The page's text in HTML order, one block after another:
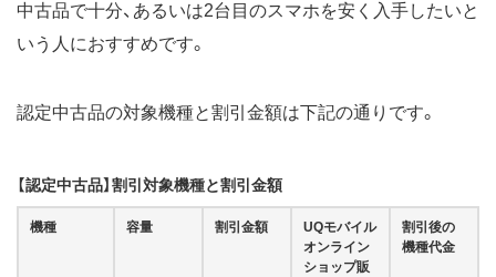
中古品で十分、あるいは2台目のスマホを安く入手したいと
いう人におすすめです。
認定中古品の対象機種と割引金額は下記の通りです。
【認定中古品】割引対象機種と割引金額
機種 容量 割引金額
UQモバイル
オンライン
ショップ販
割引後の
機種代金